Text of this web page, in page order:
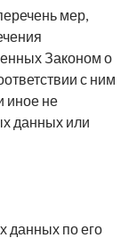
мер,
Законом о
с ним
иное не
данных или
данных по его